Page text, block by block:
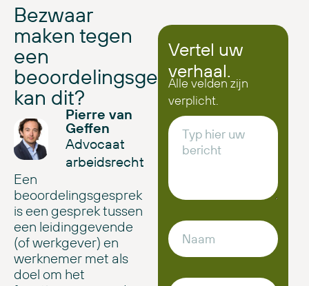
Bezwaar
maken tegen
een
beoordelingsgesprek:
kan dit?
Pierre van
Geffen
Advocaat
arbeidsrecht
Een
beoordelingsgesprek
is een gesprek tussen
een leidinggevende
(of werkgever) en
werknemer met als
doel om het
Vertel uw
verhaal.
Alle velden zijn
verplicht.